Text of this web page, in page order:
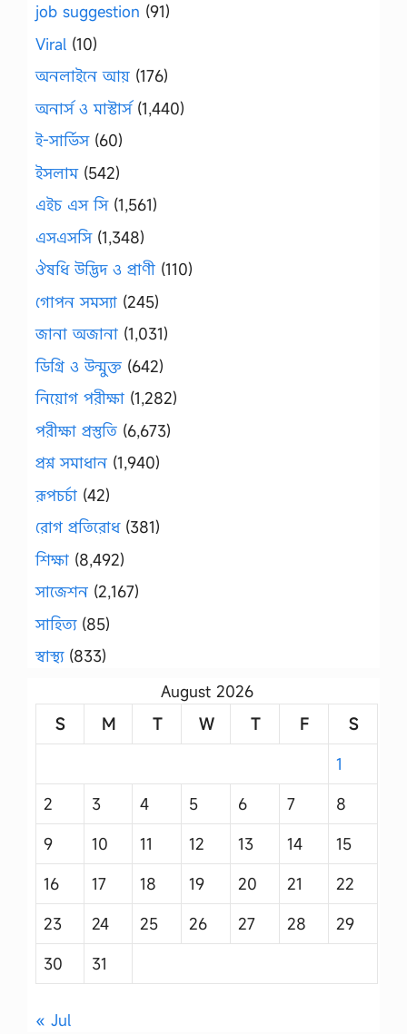
job suggestion (91)
Viral (10)
অনলাইনে আয় (176)
অনার্স ও মাস্টার্স(1,440)
ই-সার্ভিস(60)
ইসলাম(542)
এইচ এস সি(1,561)
এসএসসি(1,348)
ঔষধি উদ্ভিদ ও প্রাণী (110)
গোপন সমস্যা (245)
জানা অজানা (1,031)
ডিগ্রি ও উন্মুক্ত (642)
নিয়োগ পরীক্ষা (1,282)
পরীক্ষা প্রস্তুতি (6,673)
প্রশ্ন সমাধান (1,940)
রূপচর্চা (42)
রোগ প্রতিরোধ(381)
শিক্ষা (8,492)
সাজেশন (2,167)
সাহিত্য(85)
স্বাস্থ্য(833)
August 2026
S
M T W T F
S
1
2
3 4 5 6 7
8
9
10 11 12 13 14
15
16
17 18 19 20 21
22
23
24 25 26 27 28
29
30
31
« Jul